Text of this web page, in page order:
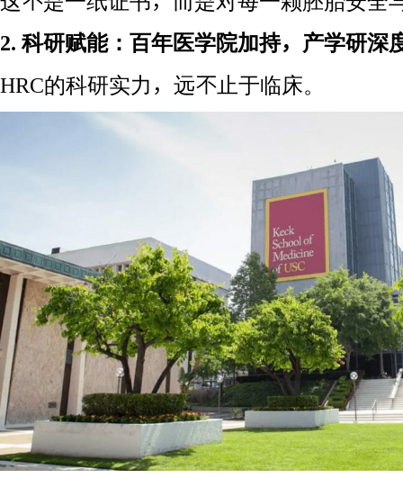
2. 科研赋能：百年医学院加持，产学研深
HRC的科研实力，远不止于临床。